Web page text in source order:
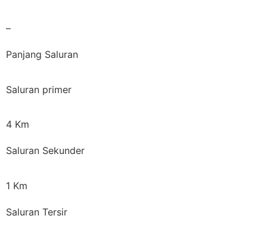
–
Panjang Saluran
Saluran primer
4 Km
Saluran Sekunder
1 Km
Saluran Tersir